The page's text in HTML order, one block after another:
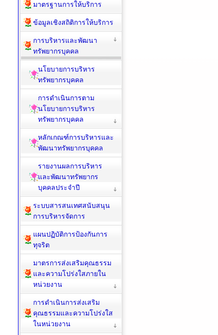
มาตรฐานการให้บริการ
ข้อมูลเชิงสถิติการให้บริการ
การบริหารและพัฒนา
ทรัพยากรบุคคล
นโยบายการบริหาร
ทรัพยากรบุคคล
การดำเนินการตาม
นโยบายการบริหาร
ทรัพยากรบุคคล
หลักเกณฑ์การบริหารและ
พัฒนาทรัพยากรบุคคล
รายงานผลการบริหาร
และพัฒนาทรัพยากร
บุคคลประจำปี
ระบบสารสนเทศสนับสนุน
การบริหารจัดการ
แผนปฏิบัติการป้องกันการ
ทุจริต
มาตรการส่งเสริมคุณธรรม
และความโปร่งใสภายใน
หน่วยงาน
การดำเนินการส่งเสริม
คุณธรรมและความโปร่งใส
ในหน่วยงาน